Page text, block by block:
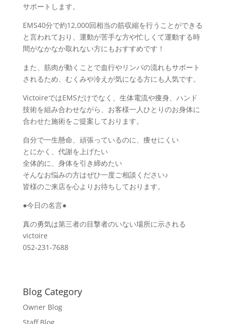
サポートします。
EMS40分で約12,000回相当の筋収縮を行うことができる
と言われており、運動が苦手な方や忙しくて運動する時
間がなかなか取れない方にもおすすめです！
また、筋肉が動くことで血行やリンパの流れもサポート
されるため、むくみや冷えが気になる方にも人気です。
VictoireではEMSだけでなく、生体電流や痩身、ハンド
技術を組み合わせながら、お客様一人ひとりのお身体に
合わせた施術をご提案しております。
自分で一生懸命、頑張っているのに、痩せにくい
とにかく、代謝を上げたい
全体的に、身体を引き締めたい
そんなお悩みの方はぜひ一度ご相談ください♪
皆様のご来店を心よりお待ちしております。
●今日の名言●
真の勇気は第三者の目撃者のいない場所に示される
victoire
052-231-7688
Blog Category
Owner Blog